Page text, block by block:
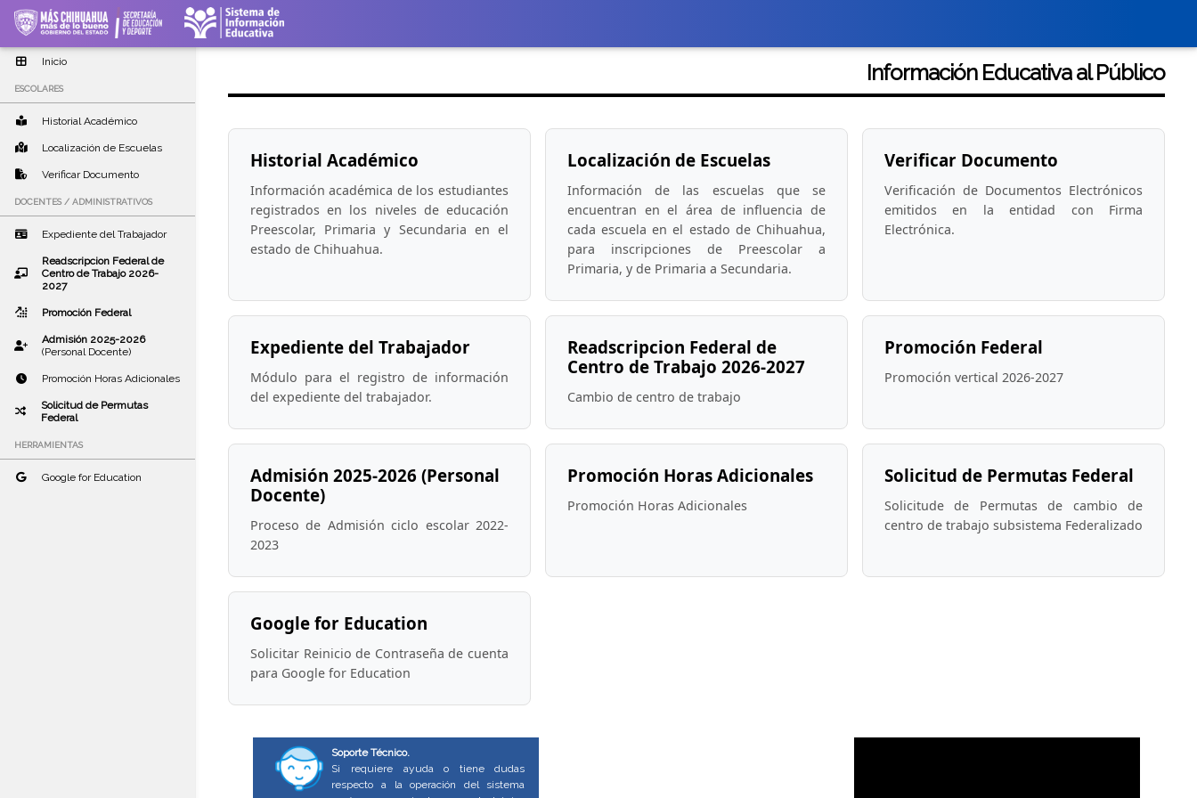
Inicio
ESCOLARES
Historial Académico
Localización de Escuelas
Verificar Documento
DOCENTES / ADMINISTRATIVOS
Expediente del Trabajador
Readscripcion Federal de
Centro de Trabajo 2026-
2027
Promoción Federal
Admisión 2025-2026
(Personal Docente)
Promoción Horas Adicionales
Solicitud de Permutas
Federal
HERRAMIENTAS
Google for Education
Información Educativa al Público
Historial Académico
Información académica de los estudiantes
registrados en los niveles de educación
Preescolar, Primaria y Secundaria en el
estado de Chihuahua.
Localización de Escuelas
Información de las escuelas que se
encuentran en el área de influencia de
cada escuela en el estado de Chihuahua,
para inscripciones de Preescolar a
Primaria, y de Primaria a Secundaria.
Verificar Documento
Verificación de Documentos Electrónicos
emitidos en la entidad con Firma
Electrónica.
Expediente del Trabajador
Módulo para el registro de información
del expediente del trabajador.
Readscripcion Federal de
Centro de Trabajo 2026-2027
Cambio de centro de trabajo
Promoción Federal
Promoción vertical 2026-2027
Admisión 2025-2026 (Personal
Docente)
Proceso de Admisión ciclo escolar 2022-
2023
Promoción Horas Adicionales
Promoción Horas Adicionales
Solicitud de Permutas Federal
Solicitude de Permutas de cambio de
centro de trabajo subsistema Federalizado
Google for Education
Solicitar Reinicio de Contraseña de cuenta
para Google for Education
Soporte Técnico.
Si requiere ayuda o tiene dudas
respecto a la operación del sistema